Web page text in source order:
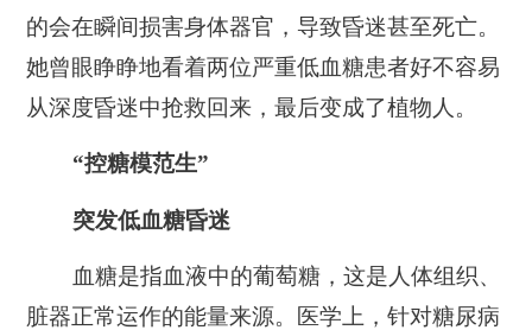
的会在瞬间损害身体器官，导致昏迷甚至死亡。
她曾眼睁睁地看着两位严重低血糖患者好不容易
从深度昏迷中抢救回来，最后变成了植物人。
“控糖模范生”
突发低血糖昏迷
血糖是指血液中的葡萄糖，这是人体组织、
脏器正常运作的能量来源。医学上，针对糖尿病